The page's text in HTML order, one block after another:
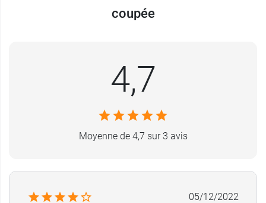
douloureuses dans les maladies rhumatismales
problèmes de foie, de crampes stomacales, et
même en cas d'ulcère. Elle soulagerait les
consommée de manière quotidienne et en cure
sur plusieurs mois.
Pour élaborer des cataplasmes, pensez à la
coupée
4,7
Moyenne de 4,7 sur 3 avis
05/12/2022